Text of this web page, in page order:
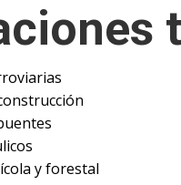
y forestal